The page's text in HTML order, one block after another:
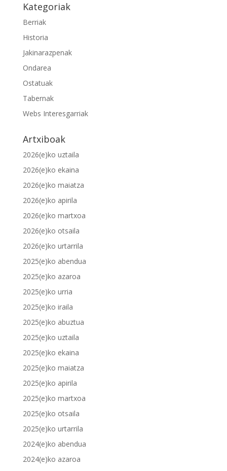
Kategoriak
Berriak
Historia
Jakinarazpenak
Ondarea
Ostatuak
Tabernak
Webs Interesgarriak
Artxiboak
2026(e)ko uztaila
2026(e)ko ekaina
2026(e)ko maiatza
2026(e)ko apirila
2026(e)ko martxoa
2026(e)ko otsaila
2026(e)ko urtarrila
2025(e)ko abendua
2025(e)ko azaroa
2025(e)ko urria
2025(e)ko iraila
2025(e)ko abuztua
2025(e)ko uztaila
2025(e)ko ekaina
2025(e)ko maiatza
2025(e)ko apirila
2025(e)ko martxoa
2025(e)ko otsaila
2025(e)ko urtarrila
2024(e)ko abendua
2024(e)ko azaroa